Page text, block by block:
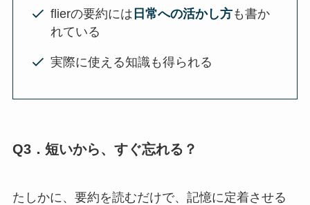
flierの要約には 日常への活かし方も書か
れている
実際に使える知識も得られる
Q3．短いから、すぐ忘れる？
たしかに、要約を読むだけで、記憶に定着させる